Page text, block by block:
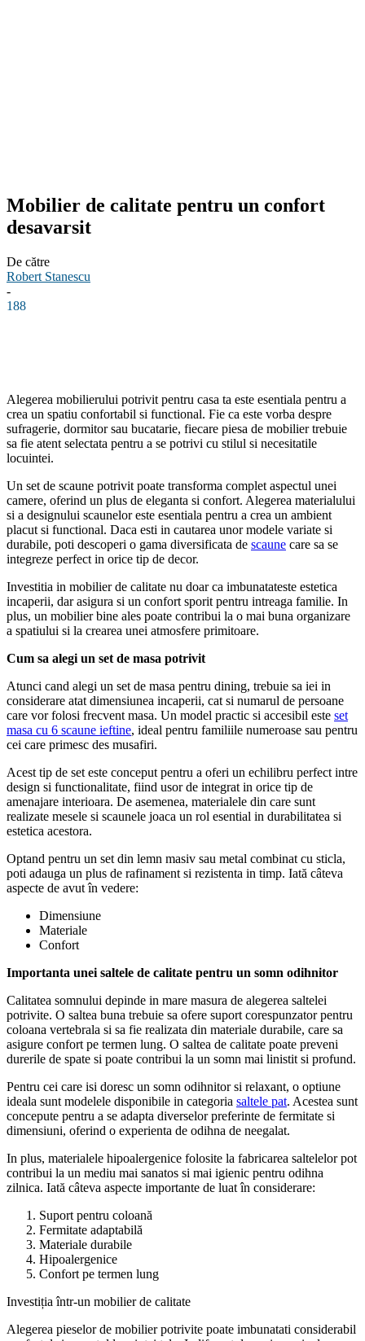
Mobilier de calitate pentru un confort
desavarsit
De către
Robert Stanescu
-
188
Alegerea mobilierului potrivit pentru casa ta este esentiala pentru a
crea un spatiu confortabil si functional. Fie ca este vorba despre
sufragerie, dormitor sau bucatarie, fiecare piesa de mobilier trebuie
sa fie atent selectata pentru a se potrivi cu stilul si necesitatile
locuintei.
Un set de scaune potrivit poate transforma complet aspectul unei
camere, oferind un plus de eleganta si confort. Alegerea materialului
si a designului scaunelor este esentiala pentru a crea un ambient
placut si functional. Daca esti in cautarea unor modele variate si
durabile, poti descoperi o gama diversificata de scaune care sa se
integreze perfect in orice tip de decor.
Investitia in mobilier de calitate nu doar ca imbunatateste estetica
incaperii, dar asigura si un confort sporit pentru intreaga familie. In
plus, un mobilier bine ales poate contribui la o mai buna organizare
a spatiului si la crearea unei atmosfere primitoare.
Cum sa alegi un set de masa potrivit
Atunci cand alegi un set de masa pentru dining, trebuie sa iei in
considerare atat dimensiunea incaperii, cat si numarul de persoane
care vor folosi frecvent masa. Un model practic si accesibil este set
masa cu 6 scaune ieftine, ideal pentru familiile numeroase sau pentru
cei care primesc des musafiri.
Acest tip de set este conceput pentru a oferi un echilibru perfect intre
design si functionalitate, fiind usor de integrat in orice tip de
amenajare interioara. De asemenea, materialele din care sunt
realizate mesele si scaunele joaca un rol esential in durabilitatea si
estetica acestora.
Optand pentru un set din lemn masiv sau metal combinat cu sticla,
poti adauga un plus de rafinament si rezistenta in timp. Iată câteva
aspecte de avut în vedere:
Dimensiune
Materiale
Confort
Importanta unei saltele de calitate pentru un somn odihnitor
Calitatea somnului depinde in mare masura de alegerea saltelei
potrivite. O saltea buna trebuie sa ofere suport corespunzator pentru
coloana vertebrala si sa fie realizata din materiale durabile, care sa
asigure confort pe termen lung. O saltea de calitate poate preveni
durerile de spate si poate contribui la un somn mai linistit si profund.
Pentru cei care isi doresc un somn odihnitor si relaxant, o optiune
ideala sunt modelele disponibile in categoria saltele pat. Acestea sunt
concepute pentru a se adapta diverselor preferinte de fermitate si
dimensiuni, oferind o experienta de odihna de neegalat.
In plus, materialele hipoalergenice folosite la fabricarea saltelelor pot
contribui la un mediu mai sanatos si mai igienic pentru odihna
zilnica. Iată câteva aspecte importante de luat în considerare:
Suport pentru coloană
Fermitate adaptabilă
Materiale durabile
Hipoalergenice
Confort pe termen lung
Investiția într-un mobilier de calitate
Alegerea pieselor de mobilier potrivite poate imbunatati considerabil